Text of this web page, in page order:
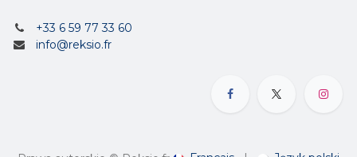
+33 6 59 77 33 60
info@reksio.fr